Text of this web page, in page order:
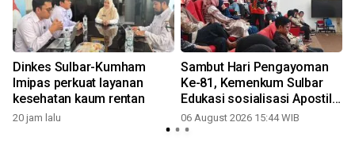
Dinkes Sulbar-Kumham
Imipas perkuat layanan
kesehatan kaum rentan
20 jam lalu
Sambut Hari Pengayoman
Ke-81, Kemenkum Sulbar
Edukasi sosialisasi Apostille
di Unsulbar
06 August 2026 15:44 WIB